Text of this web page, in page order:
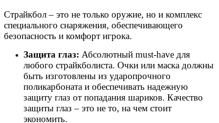
Страйкбол – это не только оружие, но и комплекс
специального снаряжения, обеспечивающего
безопасность и комфорт игрока.
Защита глаз: Абсолютный must-have для
любого страйкболиста. Очки или маска должны
быть изготовлены из ударопрочного
поликарбоната и обеспечивать надежную
защиту глаз от попадания шариков. Качество
защиты глаз – это не то, на чем стоит
экономить.